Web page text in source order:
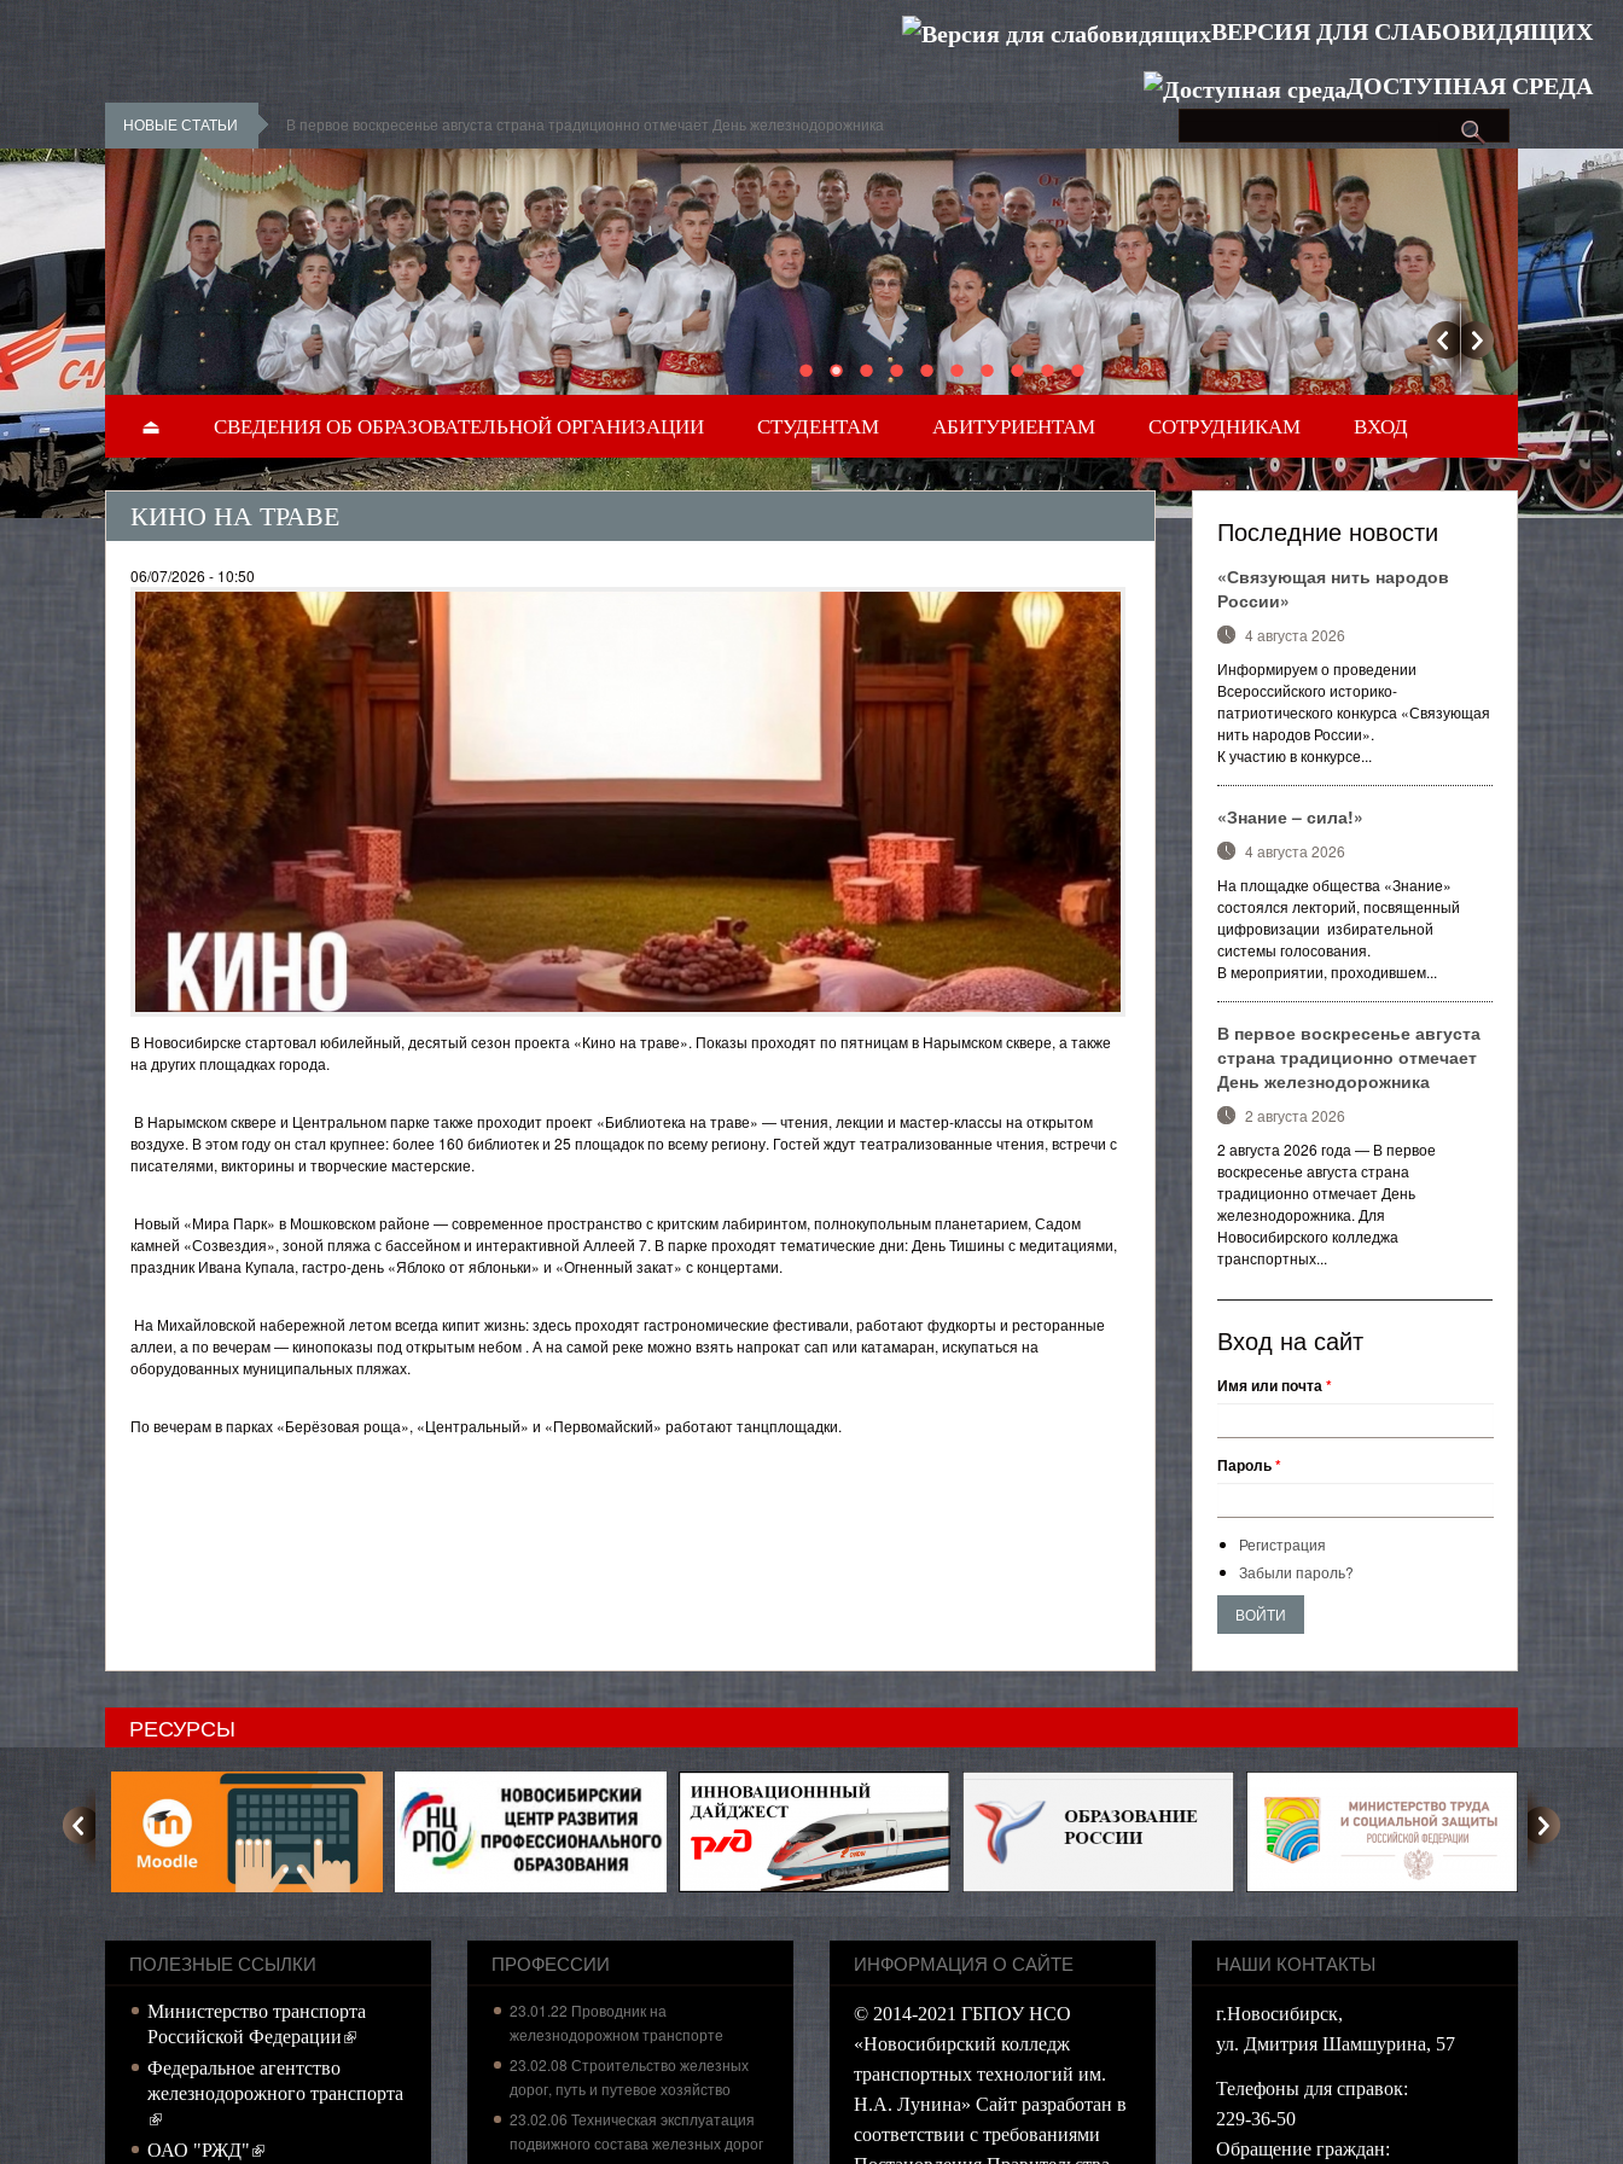
Перейти к основному содержанию
ВЕРСИЯ ДЛЯ СЛАБОВИДЯЩИХ
ДОСТУПНАЯ СРЕДА
НОВЫЕ СТАТЬИ В первое воскресенье августа страна традиционно отмечает День железнодорожника
⏏ СВЕДЕНИЯ ОБ ОБРАЗОВАТЕЛЬНОЙ ОРГАНИЗАЦИИ СТУДЕНТАМ АБИТУРИЕНТАМ СОТРУДНИКАМ ВХОД
КИНО НА ТРАВЕ
06/07/2026 - 10:50
В Новосибирске стартовал юбилейный, десятый сезон проекта «Кино на траве». Показы проходят по пятницам в Нарымском сквере, а также
на других площадках города.
В Нарымском сквере и Центральном парке также проходит проект «Библиотека на траве» — чтения, лекции и мастер-классы на открытом
воздухе. В этом году он стал крупнее: более 160 библиотек и 25 площадок по всему региону. Гостей ждут театрализованные чтения, встречи с
писателями, викторины и творческие мастерские.
Новый «Мира Парк» в Мошковском районе — современное пространство с критским лабиринтом, полнокупольным планетарием, Садом
камней «Созвездия», зоной пляжа с бассейном и интерактивной Аллеей 7. В парке проходят тематические дни: День Тишины с медитациями,
праздник Ивана Купала, гастро-день «Яблоко от яблоньки» и «Огненный закат» с концертами.
На Михайловской набережной летом всегда кипит жизнь: здесь проходят гастрономические фестивали, работают фудкорты и ресторанные
аллеи, а по вечерам — кинопоказы под открытым небом . А на самой реке можно взять напрокат сап или катамаран, искупаться на
оборудованных муниципальных пляжах.
По вечерам в парках «Берёзовая роща», «Центральный» и «Первомайский» работают танцплощадки.
Последние новости
«Связующая нить народов
России»
4 августа 2026
Информируем о проведении
Всероссийского историко-
патриотического конкурса «Связующая
нить народов России».
К участию в конкурсе...
«Знание – сила!»
4 августа 2026
На площадке общества «Знание»
состоялся лекторий, посвященный
цифровизации избирательной
системы голосования.
В мероприятии, проходившем...
В первое воскресенье августа
страна традиционно отмечает
День железнодорожника
2 августа 2026
2 августа 2026 года — В первое
воскресенье августа страна
традиционно отмечает День
железнодорожника. Для
Новосибирского колледжа
транспортных...
Вход на сайт
Имя или почта*
Пароль*
Регистрация
Забыли пароль?
РЕСУРСЫ
ПОЛЕЗНЫЕ ССЫЛКИ
Министерство транспорта
Российской Федерации(внешняя ссылка)
Федеральное агентство
железнодорожного транспорта
(внешняя ссылка)
ОАО "РЖД"(внешняя ссылка)
ПРОФЕССИИ
23.01.22 Проводник на
железнодорожном транспорте
23.02.08 Строительство железных
дорог, путь и путевое хозяйство
23.02.06 Техническая эксплуатация
подвижного состава железных дорог
ИНФОРМАЦИЯ О САЙТЕ
© 2014-2021 ГБПОУ НСО
«Новосибирский колледж
транспортных технологий им.
Н.А. Лунина» Сайт разработан в
соответствии с требованиями
НАШИ КОНТАКТЫ
г.Новосибирск,
ул. Дмитрия Шамшурина, 57
Телефоны для справок:
229-36-50
Обращение граждан: